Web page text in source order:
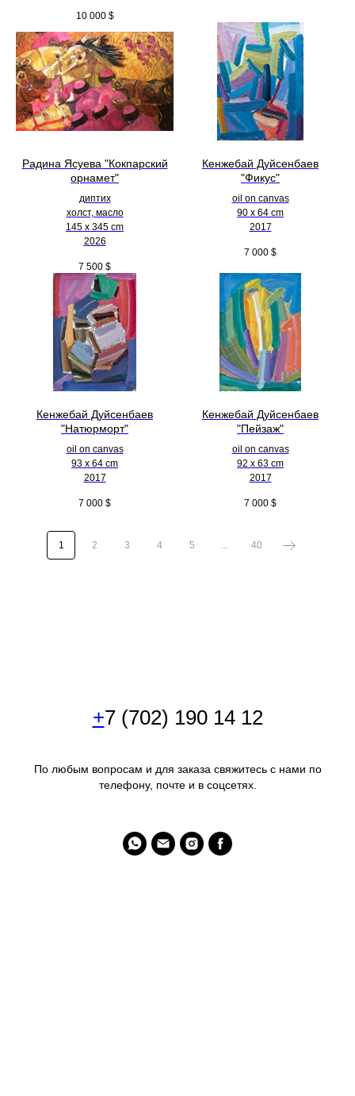
10 000 $
Радина Ясуева "Кокпарский
орнамет"
диптих
холст, масло
145 х 345 cm
2026
7 500 $
Кенжебай Дуйсенбаев
"Фикус"
oil on canvas
90 x 64 cm
2017
7 000 $
Кенжебай Дуйсенбаев
"Натюрморт"
oil on canvas
93 x 64 cm
2017
7 000 $
Кенжебай Дуйсенбаев
"Пейзаж"
oil on canvas
92 x 63 cm
2017
7 000 $
1 2 3 4 5 ... 40
+7 (702) 190 14 12
По любым вопросам и для заказа свяжитесь с нами по
телефону, почте и в соцсетях.